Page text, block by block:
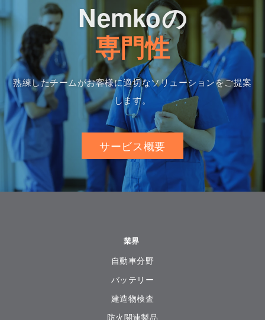
Nemkoの
専門性
熟練したチームがお客様に適切なソリューションをご提案
します。
サービス概要
業界
自動車分野
バッテリー
建造物検査
防火関連製品